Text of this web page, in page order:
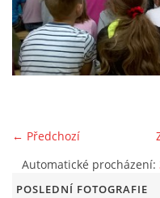
KE STAŽENÍ
PÍŠÍ O NÁS
KE STAŽENÍ - PRAVĚK
← Předchozí
Automatické procházení:
POSLEDNÍ FOTOGRAFIE